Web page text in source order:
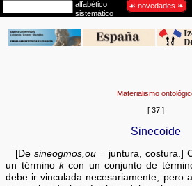
Materialismo
[ 37 ]
Sinecoide
[De sineogmos,ou= juntura, costura.]
un término kcon un conjunto de
debe ir vinculada necesariamente, pero